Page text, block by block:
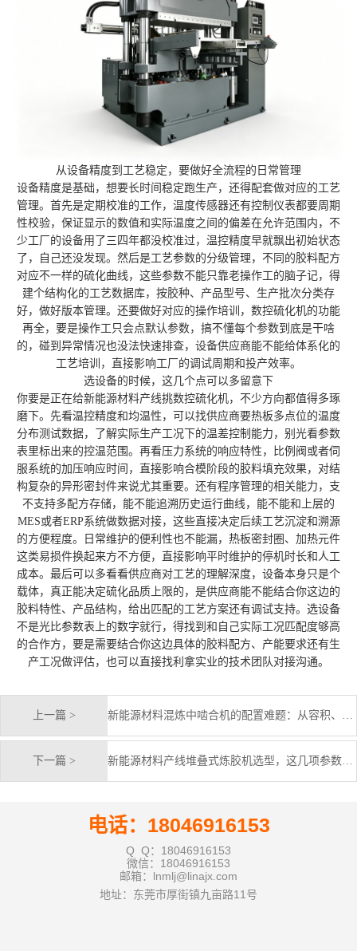
从设备精度到工艺稳定，要做好全流程的日常管理
设备精度是基础，想要长时间稳定跑生产，还得配套做对应的工艺
管理。首先是定期校准的工作，温度传感器还有控制仪表都要周期
性校验，保证显示的数值和实际温度之间的偏差在允许范围内，不
少工厂的设备用了三四年都没校准过，温控精度早就飘出初始状态
了，自己还没发现。然后是工艺参数的分级管理，不同的胶料配方
对应不一样的硫化曲线，这些参数不能只靠老操作工的脑子记，得
建个结构化的工艺数据库，按胶种、产品型号、生产批次分类存
好，做好版本管理。还要做好对应的操作培训，数控硫化机的功能
再全，要是操作工只会点默认参数，搞不懂每个参数到底是干啥
的，碰到异常情况也没法快速排查，设备供应商能不能给体系化的
工艺培训，直接影响工厂的调试周期和投产效率。
选设备的时候，这几个点可以多留意下
你要是正在给新能源材料产线挑数控硫化机，不少方向都值得多琢
磨下。先看温控精度和均温性，可以找供应商要热板多点位的温度
分布测试数据，了解实际生产工况下的温差控制能力，别光看参数
表里标出来的控温范围。再看压力系统的响应特性，比例阀或者伺
服系统的加压响应时间，直接影响合模阶段的胶料填充效果，对结
构复杂的异形密封件来说尤其重要。还有程序管理的相关能力，支
不支持多配方存储，能不能追溯历史运行曲线，能不能和上层的
MES或者ERP系统做数据对接，这些直接决定后续工艺沉淀和溯源
的方便程度。日常维护的便利性也不能漏，热板密封圈、加热元件
这类易损件换起来方不方便，直接影响平时维护的停机时长和人工
成本。最后可以多看看供应商对工艺的理解深度，设备本身只是个
载体，真正能决定硫化品质上限的，是供应商能不能结合你这边的
胶料特性、产品结构，给出匹配的工艺方案还有调试支持。选设备
不是光比参数表上的数字就行，得找到和自己实际工况匹配度够高
的合作方，要是需要结合你这边具体的胶料配方、产能要求还有生
产工况做评估，也可以直接找利拿实业的技术团队对接沟通。
上一篇 > 新能源材料混炼中啮合机的配置难题：从容积、转子到温控的拆解
下一篇 > 新能源材料产线堆叠式炼胶机选型，这几项参数直接影响混炼品质
电话：18046916153
Q Q：18046916153
微信：18046916153
邮箱：lnmlj@linajx.com
地址：东莞市厚街镇九亩路11号